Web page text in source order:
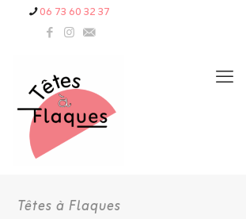
06 73 60 32 37
Têtes à Flaques